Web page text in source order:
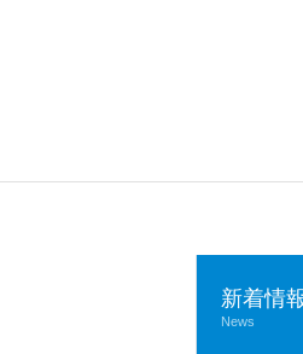
新着情
News